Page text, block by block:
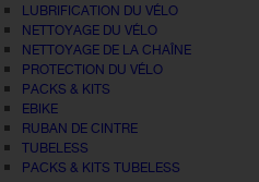
LUBRIFICATION DU VÉLO
NETTOYAGE DU VÉLO
NETTOYAGE DE LA CHAÎNE
PROTECTION DU VÉLO
PACKS & KITS
EBIKE
RUBAN DE CINTRE
TUBELESS
PACKS & KITS TUBELESS